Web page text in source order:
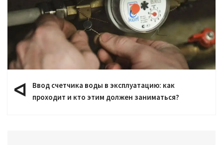
Ввод счетчика воды в эксплуатацию: как
проходит и кто этим должен заниматься?